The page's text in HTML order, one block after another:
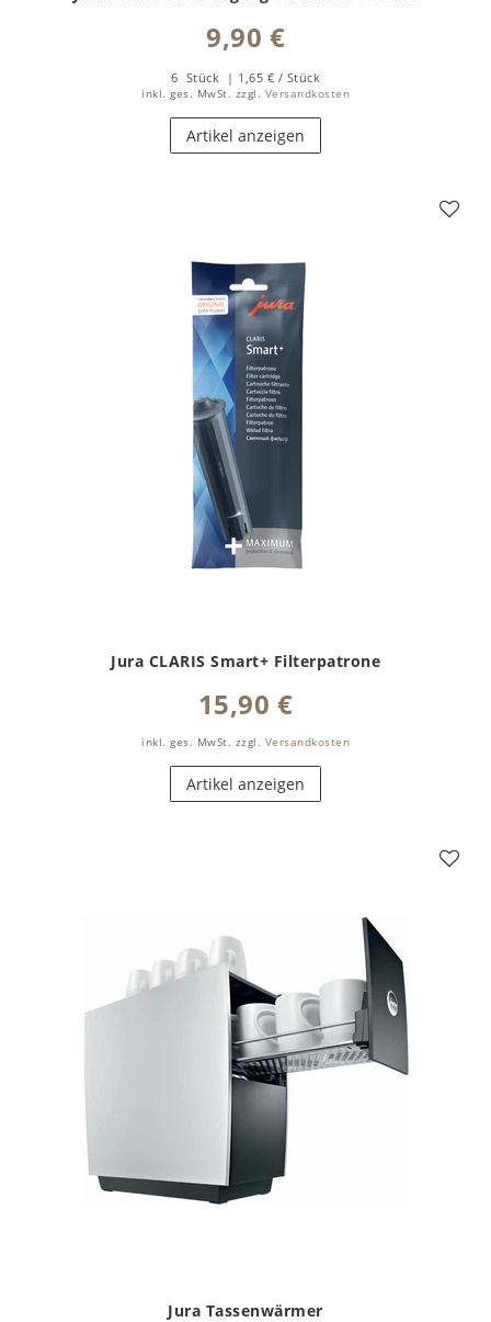
9,90 €
6 Stück | 1,65 € / Stück
inkl. ges. MwSt. zzgl. Versandkosten
Artikel anzeigen
Jura CLARIS Smart+ Filterpatrone
15,90 €
inkl. ges. MwSt. zzgl. Versandkosten
Artikel anzeigen
Jura Tassenwärmer